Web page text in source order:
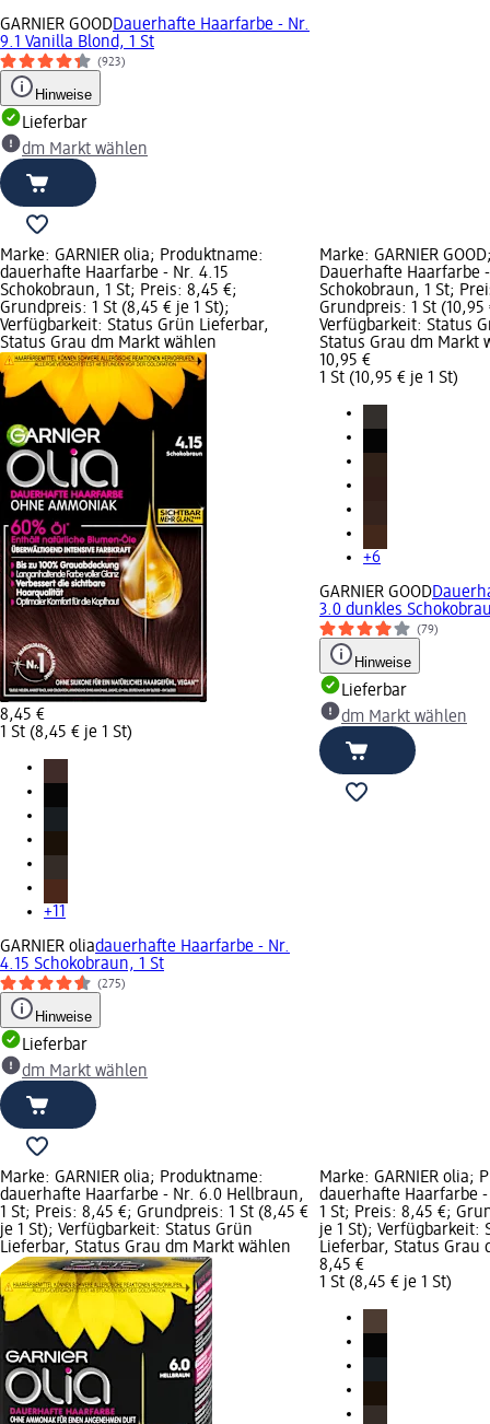
GARNIER GOODDauerhafte Haarfarbe - Nr.
9.1 Vanilla Blond, 1 St
(923)
Hinweise
Lieferbar
dm Markt wählen
Marke: GARNIER olia; Produktname:
dauerhafte Haarfarbe - Nr. 4.15
Schokobraun, 1 St; Preis: 8,45 €;
Grundpreis: 1 St (8,45 € je 1 St);
Verfügbarkeit: Status Grün Lieferbar,
Status Grau dm Markt wählen
8,45 €
1 St (8,45 € je 1 St)
+11
GARNIER oliadauerhafte Haarfarbe - Nr.
4.15 Schokobraun, 1 St
(275)
Hinweise
Lieferbar
dm Markt wählen
Marke: GARNIER
Dauerhafte Haarfarbe
Schokobraun, 1 St;
Grundpreis: 1 St (10,95
Verfügbarkeit: Status
Status Grau dm Markt
10,95 €
1 St (10,95 € je 1 St)
+6
GARNIER GOOD
3.0 dunkles
(79)
Hinweise
Lieferbar
dm Markt wählen
Marke: GARNIER olia; Produktname:
dauerhafte Haarfarbe - Nr. 6.0 Hellbraun,
1 St; Preis: 8,45 €; Grundpreis: 1 St (8,45 €
je 1 St); Verfügbarkeit: Status Grün
Lieferbar, Status Grau dm Markt wählen
Marke: GARNIER olia;
dauerhafte Haarfarbe
1 St; Preis: 8,45 €;
je 1 St); Verfügbarkeit:
Lieferbar, Status Grau
8,45 €
1 St (8,45 € je 1 St)